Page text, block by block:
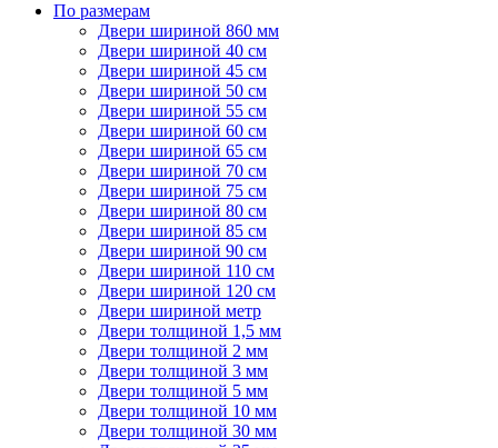
По размерам
Двери шириной 860 мм
Двери шириной 40 см
Двери шириной 45 см
Двери шириной 50 см
Двери шириной 55 см
Двери шириной 60 см
Двери шириной 65 см
Двери шириной 70 см
Двери шириной 75 см
Двери шириной 80 см
Двери шириной 85 см
Двери шириной 90 см
Двери шириной 110 см
Двери шириной 120 см
Двери шириной метр
Двери толщиной 1,5 мм
Двери толщиной 2 мм
Двери толщиной 3 мм
Двери толщиной 5 мм
Двери толщиной 10 мм
Двери толщиной 30 мм